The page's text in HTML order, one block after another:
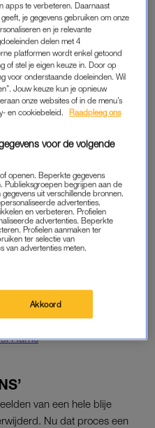
van Marvel begon, besloot
filmen. “Fotografie helpt me
en m’n gevoelens een
autisme heb, dat ik het
herkennen. Dat ook nog
vind ik heel erg lastig, en
JESSICA
media – en wist dus dat hij
– en toen hij vastliep,
“Ik wilde wel meer van zijn
enorm onder de indruk van
ze te gaan
Villerius het transitieproces
Harris
van een hele blije
Nu dat proces een
apps te verbeteren. Daarnaast
je gegevens gebruiken om onze
en je relevante
delen met 4
platformen wordt enkel getoond
of stel je eigen keuze in. Door op
voor onderstaande doeleinden. Wil
Jouw keuze kun je opnieuw
onze websites of in de menu’s
en cookiebeleid.
Raadpleeg ons
voor de volgende
openen. Beperkte gegevens
Publieksgroepen begrijpen aan de
uit verschillende bronnen.
advertenties.
en verbeteren. Profielen
advertenties. Beperkte
Profielen aanmaken ter
ter selectie van
van advertenties meten.
Akkoord